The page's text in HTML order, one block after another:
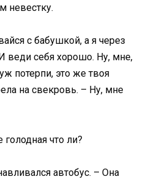
невестку.
с бабушкой, а я через
веди себя хорошо. Ну, мне,
потерпи, это же твоя
на свекровь. – Ну, мне
что ли?
автобус. – Она